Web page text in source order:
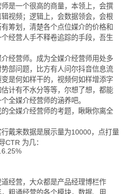
是一个很高的商量，本领上，会撰
视频；逻辑上，会数据领会，会根
筹划，清楚各个点位媒介的价格和
经营人手不释卷追踪的手段，吾生
经营师。成为全媒介经营师用处多
部问题，比方有人问尔抖音信息流
是何如样干的，视频何如样增添字
计有不水分等等，尔想了想，都能
全媒介经营师的涵养吧。
全媒介经营师的考题，瞅瞅你离全
戴来数据是展示量为10000，点打量
CTR 为几：
经营，大众都是产品经理博栏作
粗通经营的各个模块，数据、用